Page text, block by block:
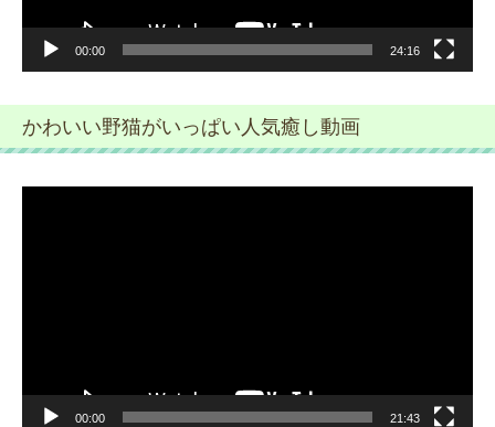
00:00 24:16
かわいい野猫がいっぱい人気癒し動画
00:00 21:43